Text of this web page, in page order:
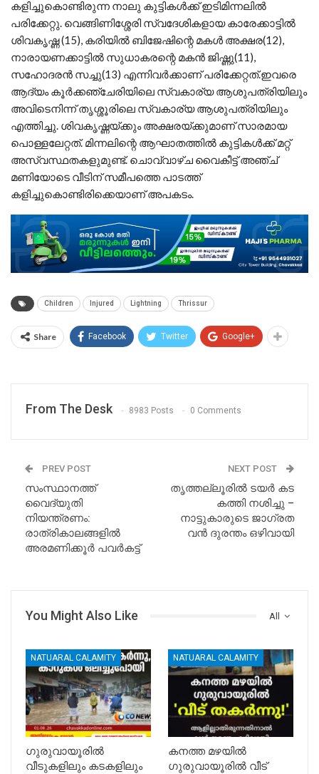
കളിച്ചുകൊണ്ടിരുന്ന നാലു കുട്ടികൾക്ക് ഇടിമിന്നലിൽ
പരിക്കേറ്റു. വെങ്ങിണിശ്ശേരി സ്വദേശികളായ കാരേക്കാട്ടിൽ
ശിവകൃഷ്ണ (15), കരിയിൽ ബിജേഷിന്റെ മകൾ അക്ഷര(12),
നാരായണക്കാട്ടിൽ സുധാകരന്റെ മകൻ ജിഷ്ണു(11),
സഹോദരൻ സച്ചു(13) എന്നിവർക്കാണ് പരിക്കേറ്റത്.ഇവരെ
ആദ്യം കൂർക്കഞ്ചേരിയിലെ സ്വകാര്യ ആശുപത്രിയിലും
അവിടെനിന്ന് തൃശ്ശൂരിലെ സ്വകാര്യ ആശുപത്രിയിലും
എത്തിച്ചു. ശിവകൃഷ്ണയ്ക്കും അക്ഷരയ്ക്കുമാണ് സാരമായ
പൊള്ളലേറ്റത്. മിന്നലിന്റെ ആഘാതത്തിൽ കുട്ടികൾക്ക് മറ്റ്
അസ്വസ്ഥതകളുമുണ്ട്. ചൊവ്വാഴ്ച വൈകീട്ട് അഞ്ച്
മണിയോടെ വീടിന് സമീപത്തെ പാടത്ത്
കളിച്ചുകൊണ്ടിരിക്കെയാണ് അപകടം.
Children Injured Lightning Thrissur
Share Facebook Twitter Google+
From The Desk 8983 Posts 0 Comments
PREV POST
സംസ്ഥാനത്ത്
വൈദ്യുതി
നിയന്ത്രണം:
രാത്രികാലങ്ങളിൽ
അരമണിക്കൂർ പവർകട്ട്
NEXT POST
തൃത്തല്ലൂരിൽ ടയർ കട
കത്തി നശിച്ചു –
നാട്ടുകാരുടെ ജാഗ്രത
വൻ ദുരന്തം ഒഴിവായി
All
You Might Also Like
NATUARAL CALAMITY
ഗുരുവായൂരിൽ
വീടുകളിലും കടകളിലും
NATUARAL CALAMITY
കനത്ത മഴയിൽ
ഗുരുവായൂരിൽ വീട്